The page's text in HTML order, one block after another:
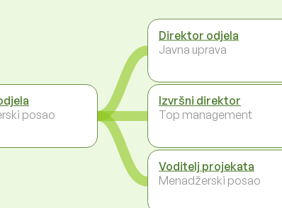
posao
Direktor odjela
Javna uprava
Izvršni direktor
Top management
Voditelj projekata
Menadžerski posao